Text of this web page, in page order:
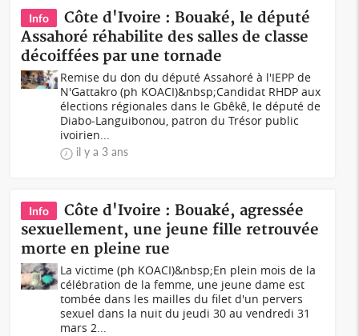
Info
Côte d'Ivoire : Bouaké, le député
Assahoré réhabilite des salles de classe
décoiffées par une tornade
Remise du don du député Assahoré à l'IEPP de
N'Gattakro (ph KOACI)&nbsp;Candidat RHDP aux
élections régionales dans le Gbêkê, le député de
Diabo-Languibonou, patron du Trésor public
ivoirien...
il y a 3 ans
Info
Côte d'Ivoire : Bouaké, agressée
sexuellement, une jeune fille retrouvée
morte en pleine rue
La victime (ph KOACI)&nbsp;En plein mois de la
célébration de la femme, une jeune dame est
tombée dans les mailles du filet d'un pervers
sexuel dans la nuit du jeudi 30 au vendredi 31
mars 2...